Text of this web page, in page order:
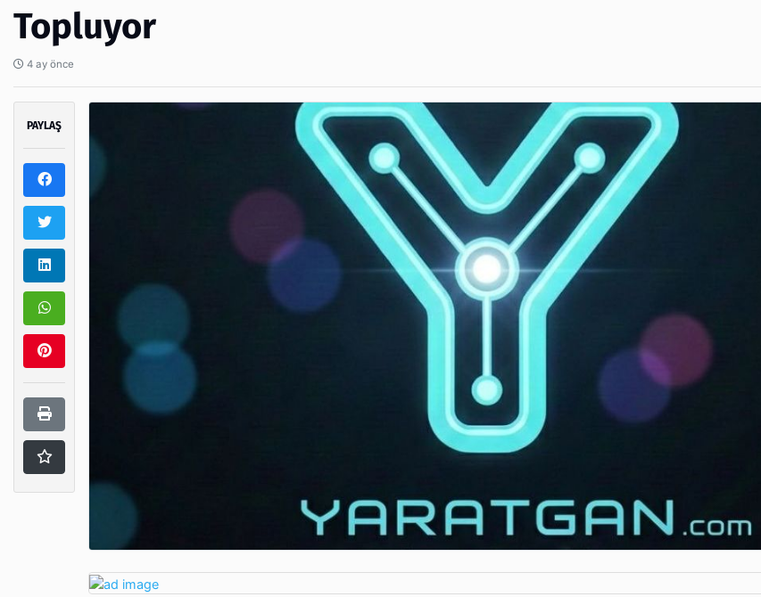
Topluyor
4 ay önce
PAYLAŞ